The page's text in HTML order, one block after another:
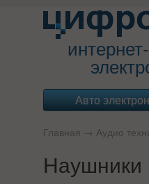
Авто
Главная → Аудио
Наушники